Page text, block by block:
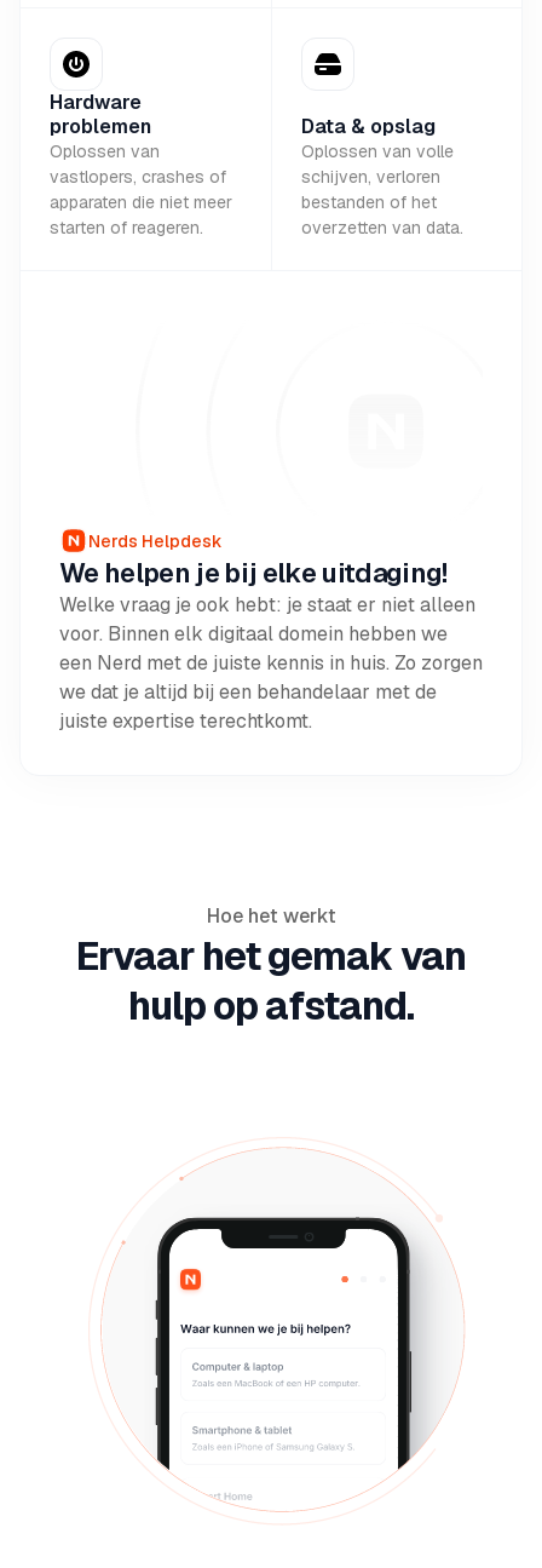
Hardware
problemen
Oplossen van
vastlopers, crashes of
apparaten die niet meer
starten of reageren.
Data & opslag
Oplossen van volle
schijven, verloren
bestanden of het
overzetten van data.
Nerds Helpdesk
We helpen je bij elke uitdaging!
Welke vraag je ook hebt: je staat er niet alleen
voor. Binnen elk digitaal domein hebben we
een Nerd met de juiste kennis in huis. Zo zorgen
we dat je altijd bij een behandelaar met de
juiste expertise terechtkomt.
Hoe het werkt
Ervaar het gemak van
hulp op afstand.